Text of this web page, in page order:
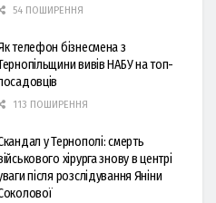
54 ПОШИРЕННЯ
телефон бізнесмена з
вивів НАБУ на топ-
113 ПОШИРЕННЯ
у Тернополі: смерть
хірурга знову в центрі
після розслідування Яніни